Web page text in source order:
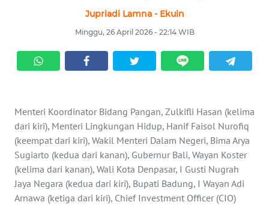
Jupriadi Lamna - Ekuin
Minggu, 26 April 2026 - 22:14 WIB
Menteri Koordinator Bidang Pangan, Zulkifli Hasan (kelima
dari kiri), Menteri Lingkungan Hidup, Hanif Faisol Nurofiq
(keempat dari kiri), Wakil Menteri Dalam Negeri, Bima Arya
Sugiarto (kedua dari kanan), Gubernur Bali, Wayan Koster
(kelima dari kanan), Wali Kota Denpasar, I Gusti Nugrah
Jaya Negara (kedua dari kiri), Bupati Badung, I Wayan Adi
Arnawa (ketiga dari kiri), Chief Investment Officer (CIO)
KRIMINAL
KESEHATAN
INTERNASIONAL